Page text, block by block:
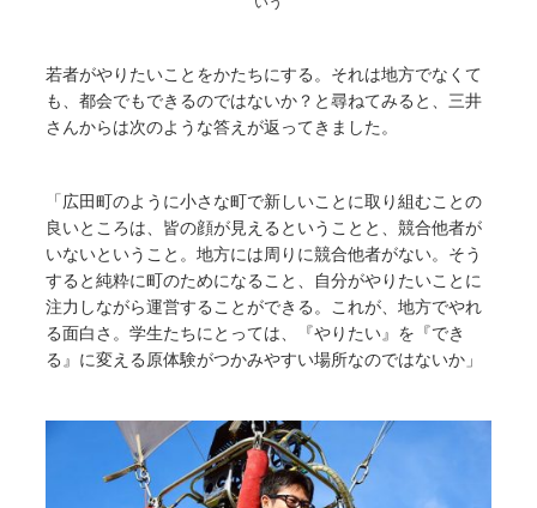
若者がやりたいことをかたちにする。それは地方でなくて
も、都会でもできるのではないか？と尋ねてみると、三井
さんからは次のような答えが返ってきました。
「広田町のように小さな町で新しいことに取り組むことの
良いところは、皆の顔が見えるということと、競合他者が
いないということ。地方には周りに競合他者がない。そう
すると純粋に町のためになること、自分がやりたいことに
注力しながら運営することができる。これが、地方でやれ
る面白さ。学生たちにとっては、『やりたい』を『でき
る』に変える原体験がつかみやすい場所なのではないか」